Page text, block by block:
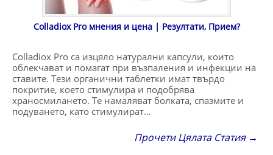
Colladiox Pro мнения и цена | Резултати, Прием?
Colladiox Pro са изцяло натурални капсули, които
облекчават и помагат при възпаления и инфекции на
ставите. Тези органични таблетки имат твърдо
покритие, което стимулира и подобрява
храносмилането. Те намаляват болката, спазмите и
подуването, като стимулират…
Прочети Цялата Статия →